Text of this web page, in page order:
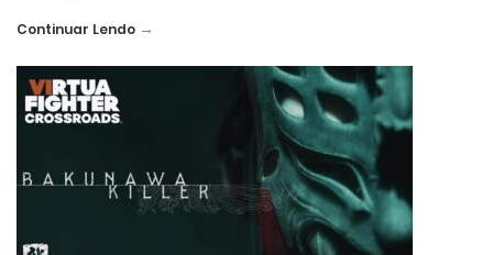
Continuar Lendo →